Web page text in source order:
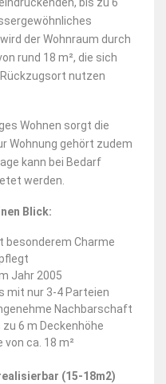
der Wohnraum durch
rund 18 m², die sich
nutzen
Wohnen sorgt die
Wohnung gehört zudem
kann bei Bedarf
werden.
Blick:
besonderem Charme
Jahr 2005
mit nur 3-4 Parteien
Nachbarschaft
6 m Deckenhöhe
ca. 18 m²
(15-18m2)